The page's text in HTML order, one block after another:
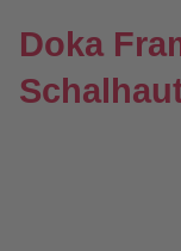
Doka
Bildergalerie